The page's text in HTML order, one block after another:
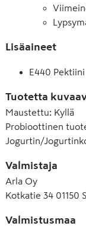
Lisäaineet
E440 Pektiini
Tuotetta
Maustettu: Kyllä
Probioottinen
Jogurtin/
Valmistaja
Arla Oy
Kotkatie 34 01150
Valmistusmaa